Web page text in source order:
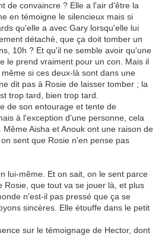
de convaincre ? Elle a l'air d'être la
en témoigne le silencieux mais si
qu'elle a avec Gary lorsqu'elle lui
détaché, que ça doit tomber un
10h ? Et qu'il ne semble avoir qu'une
le prend vraiment pour un con. Mais il
si ces deux-là sont dans une
dit pas à Rosie de laisser tomber ; la
trop tard, bien trop tard.
de son entourage et tente de
à l'exception d'une personne, cela
Aisha et Anouk ont une raison de
sent que Rosie n'en pense pas
lui-même. Et on sait, on le sent parce
Rosie, que tout va se jouer là, et plus
n'est-il pas pressé que ça se
sincères. Elle étouffe dans le petit
sur le témoignage de Hector, dont